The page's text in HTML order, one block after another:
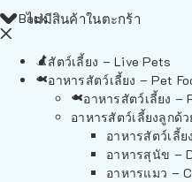
ไม่มีสินค้าในตะกร้า
Back
สัตว์เลี้ยง – Live Pets
อาหารสัตว์เลี้ยง – Pet
อาหารสัตว์เลี้ยง –
อาหารสัตว์เลี้ยงลูกด้
อาหารสัตว์เลี้
อาหารสุนัข –
อาหารแมว –